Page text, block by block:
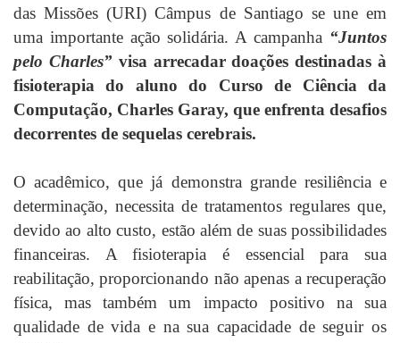
das Missões (URI) Câmpus de Santiago se une em
uma importante ação solidária. A campanha “Juntos
pelo Charles” visa arrecadar doações destinadas à
fisioterapia do aluno do Curso de Ciência da
Computação, Charles Garay, que enfrenta desafios
decorrentes de sequelas cerebrais.
O acadêmico, que já demonstra grande resiliência e
determinação, necessita de tratamentos regulares que,
devido ao alto custo, estão além de suas possibilidades
financeiras. A fisioterapia é essencial para sua
reabilitação, proporcionando não apenas a recuperação
física, mas também um impacto positivo na sua
qualidade de vida e na sua capacidade de seguir os